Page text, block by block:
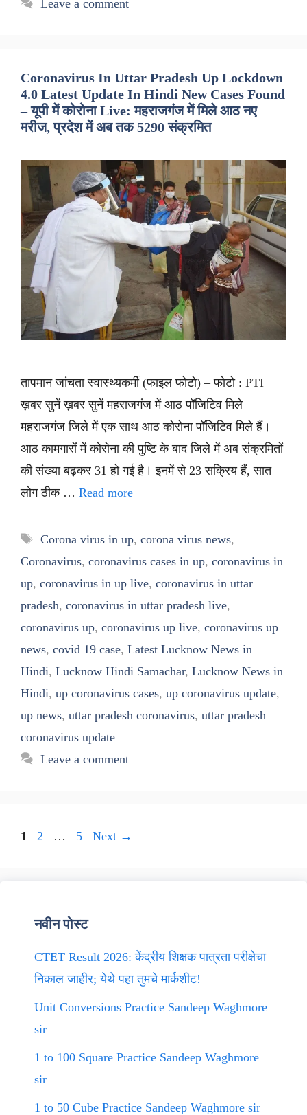
Leave a comment
Coronavirus In Uttar Pradesh Up Lockdown
4.0 Latest Update In Hindi New Cases Found
– यूपी में कोरोना Live: महराजगंज में मिले आठ नए
मरीज, प्रदेश में अब तक 5290 संक्रमित
तापमान जांचता स्वास्थ्यकर्मी (फाइल फोटो) – फोटो : PTI
ख़बर सुनें ख़बर सुनें महराजगंज में आठ पॉजिटिव मिले
महराजगंज जिले में एक साथ आठ कोरोना पॉजिटिव मिले हैं।
आठ कामगारों में कोरोना की पुष्टि के बाद जिले में अब संक्रमितों
की संख्या बढ़कर 31 हो गई है। इनमें से 23 सक्रिय हैं, सात
लोग ठीक … Read more
Tags
Corona virus in up, corona virus news,
Coronavirus, coronavirus cases in up, coronavirus in
up, coronavirus in up live, coronavirus in uttar
pradesh, coronavirus in uttar pradesh live,
coronavirus up, coronavirus up live, coronavirus up
news, covid 19 case, Latest Lucknow News in
Hindi, Lucknow Hindi Samachar, Lucknow News in
Hindi, up coronavirus cases, up coronavirus update,
up news, uttar pradesh coronavirus, uttar pradesh
coronavirus update
Leave a comment
Page
1 Page
2 … Page
5 Next →
नवीन पोस्ट
CTET Result 2026: केंद्रीय शिक्षक पात्रता परीक्षेचा
निकाल जाहीर; येथे पहा तुमचे मार्कशीट!
Unit Conversions Practice Sandeep Waghmore
sir
1 to 100 Square Practice Sandeep Waghmore
sir
1 to 50 Cube Practice Sandeep Waghmore sir